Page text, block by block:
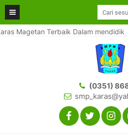
Magetan Terbaik Dalam mendidik
(0351)